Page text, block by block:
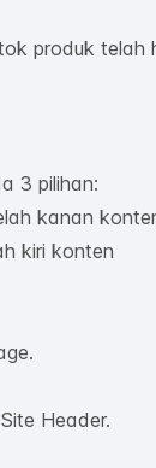
produk telah
3 pilihan:
kanan
kiri konten
Header.